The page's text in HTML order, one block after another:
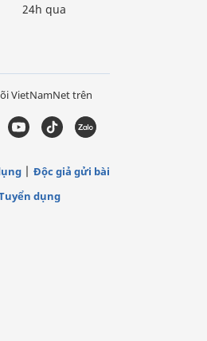
24h qua
VietNamNet trên
Độc giả gửi bài
dụng